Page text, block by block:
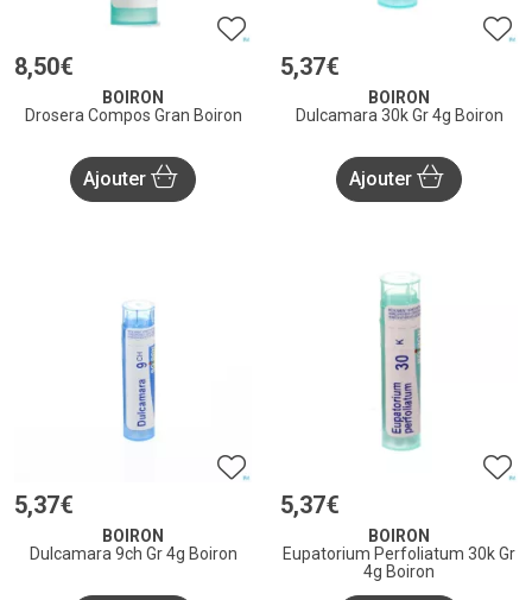
8,50€
BOIRON
Drosera Compos Gran Boiron
Ajouter
5,37€
BOIRON
Dulcamara 30k Gr 4g Boiron
Ajouter
5,37€
BOIRON
Dulcamara 9ch Gr 4g Boiron
5,37€
BOIRON
Eupatorium Perfoliatum 30k Gr
4g Boiron